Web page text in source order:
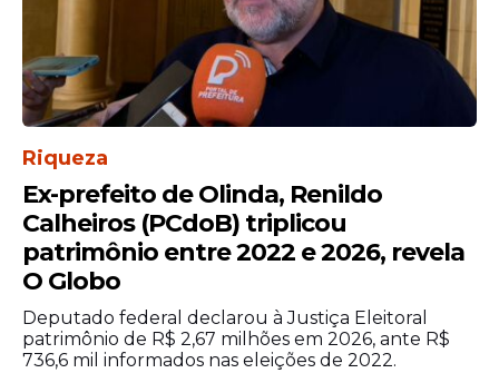
Riqueza
Ex-prefeito de Olinda, Renildo
Calheiros (PCdoB) triplicou
patrimônio entre 2022 e 2026, revela
O Globo
Deputado federal declarou à Justiça Eleitoral
patrimônio de R$ 2,67 milhões em 2026, ante R$
736,6 mil informados nas eleições de 2022.